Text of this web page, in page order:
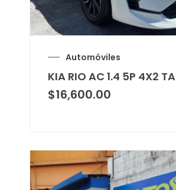
Automóviles
KIA RIO AC 1.4 5P 4X2 TA
$16,600.00